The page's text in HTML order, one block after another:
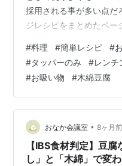
採用される事が多い点だ
ジレシピをまとめたペー
く紹介されている。 今
を最大限味わえるアレン
みた。湯豆腐は元々昆布
油と薬味でいただく料理
っても過言じゃない。で
高い永谷園のお吸い物の
#料理 #簡単レシピ #
#タッパーのみ #レンチ
#お吸い物 #木綿豆腐
おなか会議室 • 8ヶ月前
【IBS食材判定】豆
し」と「木綿」で変